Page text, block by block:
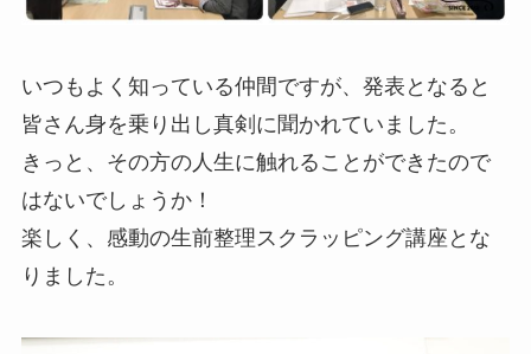
いつもよく知っている仲間ですが、発表となると
皆さん身を乗り出し真剣に聞かれていました。
きっと、その方の人生に触れることができたので
はないでしょうか！
楽しく、感動の生前整理スクラッピング講座とな
りました。